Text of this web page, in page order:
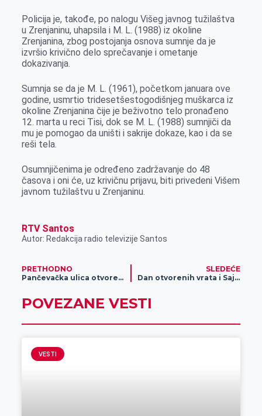
Policija je, takođe, po nalogu Višeg javnog tužilaštva
u Zrenjaninu, uhapsila i M. L. (1988) iz okoline
Zrenjanina, zbog postojanja osnova sumnje da je
izvršio krivično delo sprečavanje i ometanje
dokazivanja.
Sumnja se da je M. L. (1961), početkom januara ove
godine, usmrtio tridesetšestogodišnjeg muškarca iz
okoline Zrenjanina čije je beživotno telo pronađeno
12. marta u reci Tisi, dok se M. L. (1988) sumnjiči da
mu je pomogao da uništi i sakrije dokaze, kao i da se
reši tela.
Osumnjičenima je određeno zadržavanje do 48
časova i oni će, uz krivičnu prijavu, biti privedeni Višem
javnom tužilaštvu u Zrenjaninu.
RTV Santos
Autor: Redakcija radio televizije Santos
PRETHODNO
Pančevačka ulica otvorena za saobraćaj
SLEDEĆE
Dan otvorenih vrata i Sajam prakse na Tehničkom fakultetu „Mihajlo Pupin“
POVEZANE VESTI
VESTI